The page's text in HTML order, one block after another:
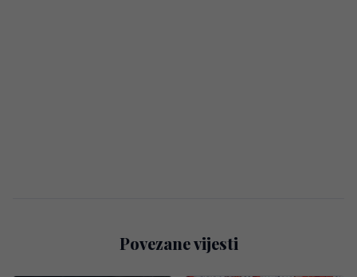
Povezane vijesti